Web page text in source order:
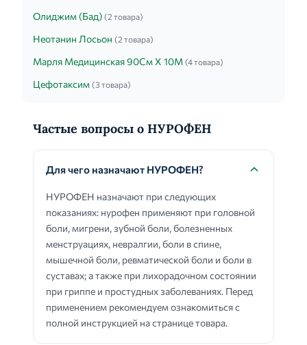
Олиджим (Бад) (2 товара)
Неотанин Лосьон (2 товара)
Марля Медицинская 90См Х 10М (4 товара)
Цефотаксим (3 товара)
Частые вопросы о НУРОФЕН
Для чего назначают НУРОФЕН?
НУРОФЕН назначают при следующих
показаниях: нурофен применяют при головной
боли, мигрени, зубной боли, болезненных
менструациях, невралгии, боли в спине,
мышечной боли, ревматической боли и боли в
суставах; а также при лихорадочном состоянии
при гриппе и простудных заболеваниях. Перед
применением рекомендуем ознакомиться с
полной инструкцией на странице товара.